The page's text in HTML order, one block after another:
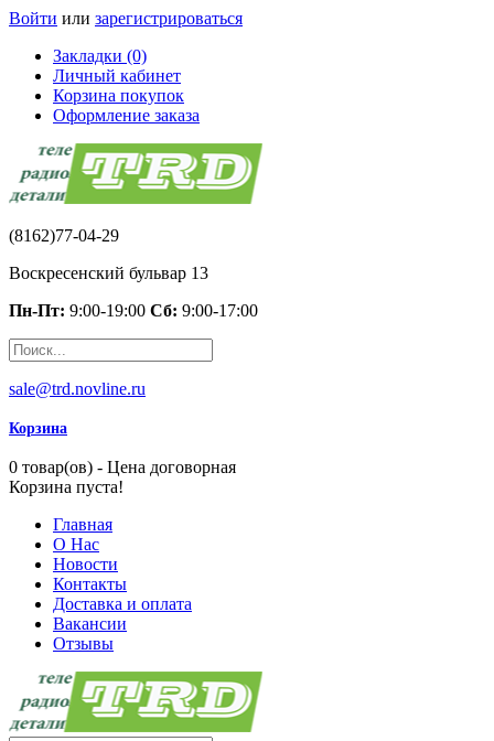
Войти или зарегистрироваться
Закладки (0)
Личный кабинет
Корзина покупок
Оформление заказа
(8162)77-04-29
Воскресенский бульвар 13
Пн-Пт: 9:00-19:00 Сб: 9:00-17:00
sale@trd.novline.ru
Корзина
0 товар(ов) - Цена договорная
Корзина пуста!
Главная
О Нас
Новости
Контакты
Доставка и оплата
Вакансии
Отзывы